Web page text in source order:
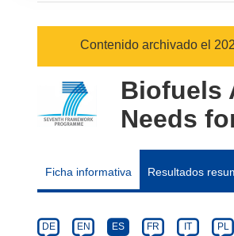
Contenido archivado el
Biofuels
Needs
Ficha informativa Resultados
Category
Article
DE EN ES FR IT PL